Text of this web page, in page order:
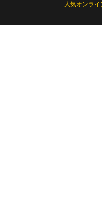
人気オンラ